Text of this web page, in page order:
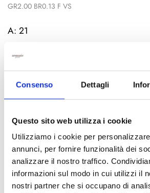
Consenso Dettagli
Questo sito web utilizza i cookie
Utilizziamo i cookie per
annunci, per fornire funzionalità dei
analizzare il nostro traffico.
informazioni sul modo in cui utilizzi il
nostri partner che si occupano di
GR2.00 BR0.13 F VS
A: 21
AGGIUNGI AL
COD: CL2789
Categorie:Cuori,Pendenti Cuore Diamanti
Condividi: